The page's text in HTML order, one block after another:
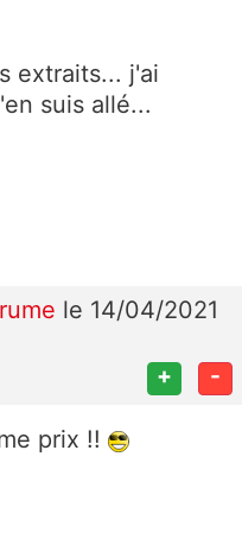
extraits... j'ai
suis allé...
le 14/04/2021
+ -
prix !!